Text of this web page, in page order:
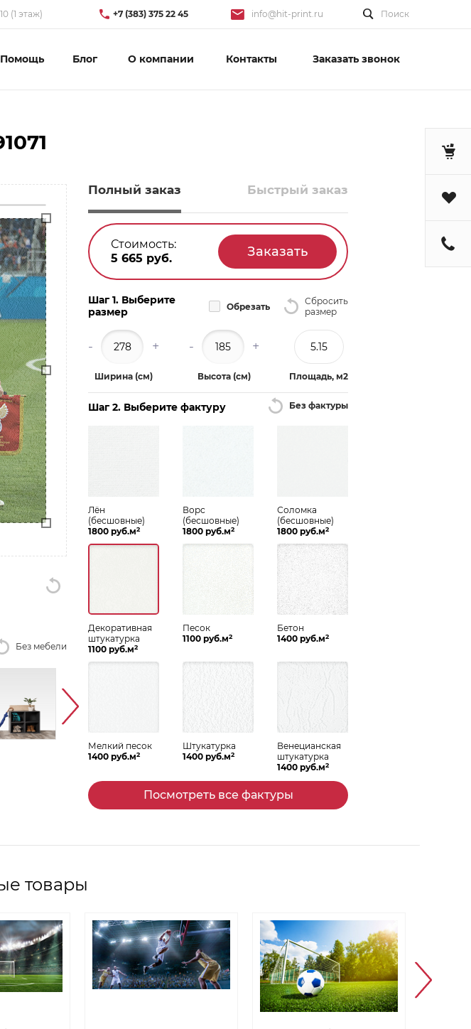
(1 этаж) +7 (383) 375 22 45 info@hit-print.ru Поиск
Помощь Блог О компании Контакты Заказать звонок
Без мебели
Столовая Спальня
Полный заказ Быстрый заказ
Стоимость:
5 665 руб.
Шаг 1. Выберите
размер
Обрезать
Сбросить
размер
- +
Ширина (см)
- +
Высота (см) Площадь, м2
Шаг 2. Выберите фактуру Без фактуры
Лён
(бесшовные)
1800 руб.м2
Ворс
(бесшовные)
1800 руб.м2
Соломка
(бесшовные)
1800 руб.м2
Декоративная
штукатурка
1100 руб.м2
Песок
1100 руб.м2
Бетон
1400 руб.м2
Мелкий песок
1400 руб.м2
Штукатурка
1400 руб.м2
Венецианская
штукатурка
1400 руб.м2
Посмотреть все фактуры
товары